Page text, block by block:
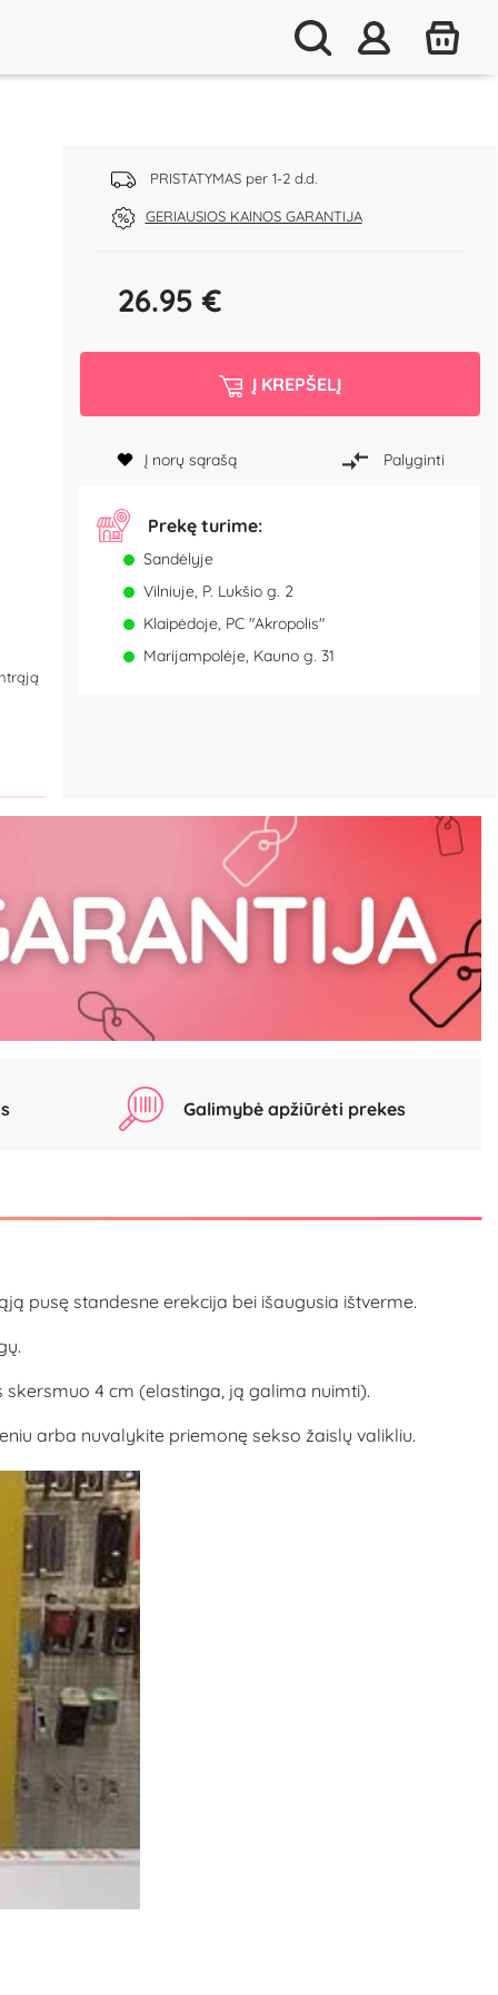
PRISTATYMAS per 1-2 d.d.
GERIAUSIOS KAINOS GARANTIJA
26.95 €
Į KREPŠELĮ
Į norų sąrašą Palyginti
Prekę turime:
Sandėlyje
Vilniuje, P. Lukšio g. 2
Klaipėdoje, PC "Akropolis"
Marijampolėje, Kauno g. 31
Galimybė apžiūrėti prekes
pusę standesne erekcija bei išaugusia ištverme.
skersmuo 4 cm (elastinga, ją galima nuimti).
arba nuvalykite priemonę sekso žaislų valikliu.